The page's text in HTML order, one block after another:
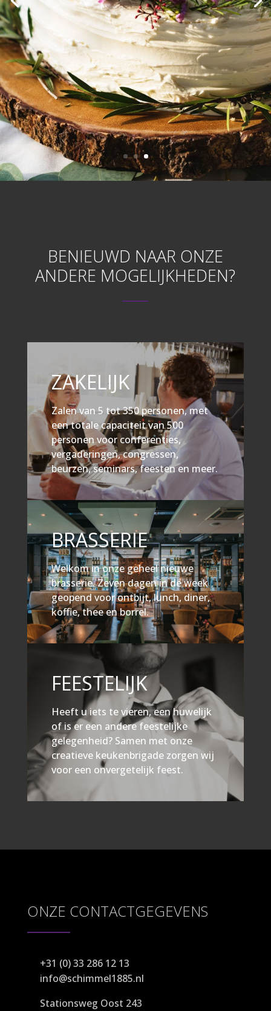
BENIEUWD NAAR ONZE
ANDERE MOGELIJKHEDEN?
ZAKELIJK
Zalen van 5 tot 350 personen, met
een totale capaciteit van 500
personen voor conferenties,
vergaderingen, congressen,
beurzen, seminars, feesten en meer.
BRASSERIE
Welkom in onze geheel nieuwe
brasserie.Zeven dagen in de week
geopend voor ontbijt, lunch, diner,
koffie, thee en borrel.
FEESTELIJK
Heeft u iets te vieren, een huwelijk
of is er een andere feestelijke
gelegenheid? Samen met onze
creatieve keukenbrigade zorgen wij
voor een onvergetelijk feest.
ONZE CONTACTGEGEVENS
+31 (0) 33 286 12 13
info@schimmel1885.nl
Stationsweg Oost 243